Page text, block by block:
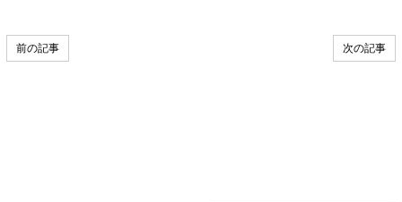
次の記事
前の記事